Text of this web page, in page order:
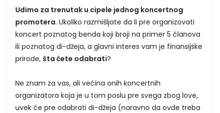
Uđimo za trenutak u cipele jednog koncertnog
promotera. Ukoliko razmišljate da li pre organizovati
koncert poznatog benda koji broji na primer 5 članova
ili poznatog di-džeja, a glavni interes vam je finansijske
prirode, šta ćete odabrati?
Ne znam za vas, ali većina onih koncertnih
organizatora koja je u tom poslu pre svega zbog love,
uvek će pre odabrati di-džeja (naravno da ovde treba